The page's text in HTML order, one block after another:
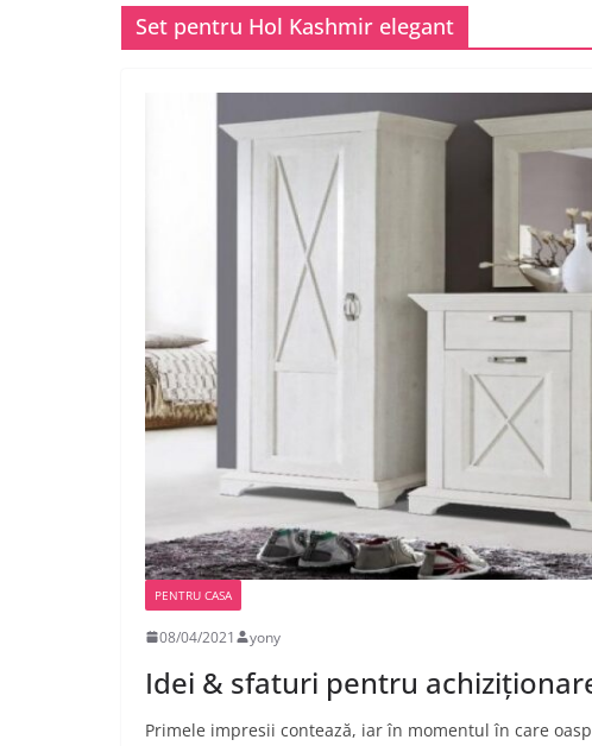
Set pentru Hol Kashmir elegant
PENTRU CASA
08/04/2021 yony
Idei & sfaturi pentru
Primele impresii contează, iar în momentul în care